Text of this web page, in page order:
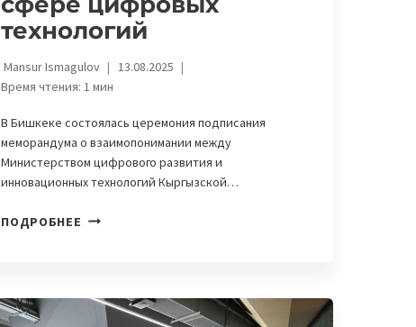
технологий
Mansur Ismagulov
13.08.2025
Время чтения: 1мин
В Бишкеке состоялась церемония подписания
меморандума о взаимопонимании между
Министерством цифрового развития и
инновационных технологий Кыргызской…
ПОДРОБНЕЕ КЫРГЫЗСТАН
INSPUR
ДОГОВОРИЛИСЬ